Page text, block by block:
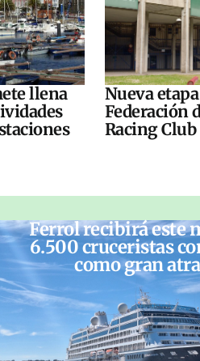
llena
Nueva
Federación
Racing
Ferrol recibirá este
6.500 cruceristas
como gran